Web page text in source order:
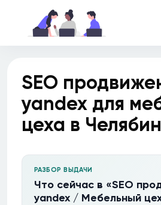
SEO
yandex для
цеха в
РАЗБОР ВЫДАЧИ
Что сейчас в «SEO
yandex / Мебельный